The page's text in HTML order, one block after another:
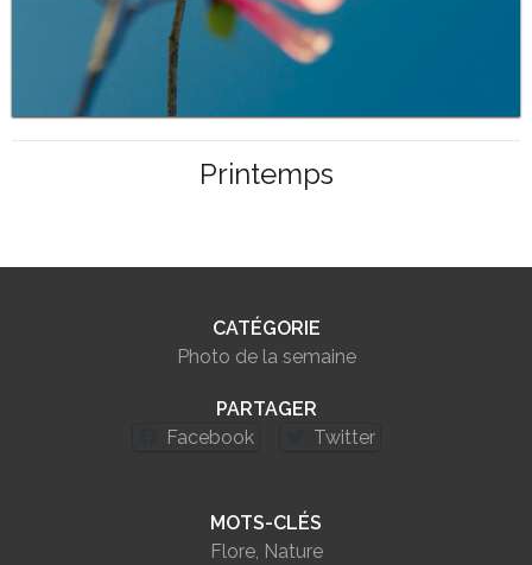
Printemps
CATÉGORIE
Photo de la semaine
PARTAGER
Facebook
Twitter
MOTS-CLÉS
Flore, Nature